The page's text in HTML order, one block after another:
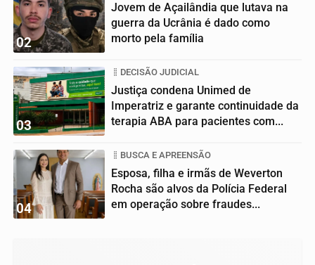
02
Jovem de Açailândia que lutava na
guerra da Ucrânia é dado como
morto pela família
03
DECISÃO JUDICIAL
Justiça condena Unimed de
Imperatriz e garante continuidade da
terapia ABA para pacientes com...
04
BUSCA E APREENSÃO
Esposa, filha e irmãs de Weverton
Rocha são alvos da Polícia Federal
em operação sobre fraudes...